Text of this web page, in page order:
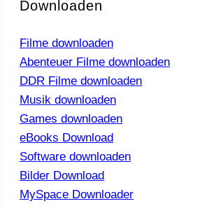
Downloaden
Filme downloaden
Abenteuer Filme downloaden
DDR Filme downloaden
Musik downloaden
Games downloaden
eBooks Download
Software downloaden
Bilder Download
MySpace Downloader